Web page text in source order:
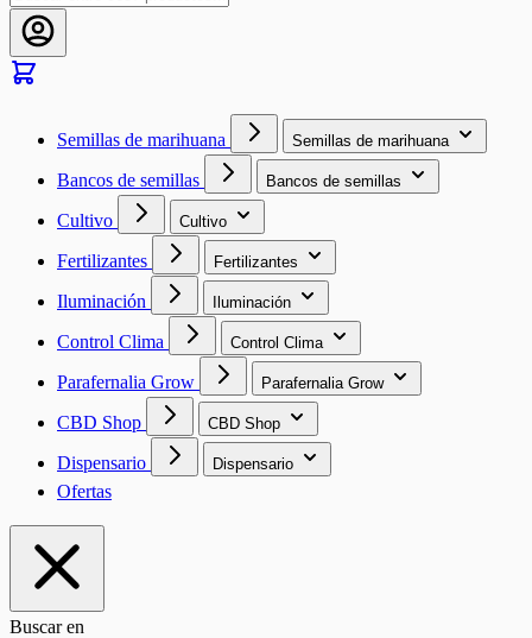
Semillas de marihuana Semillas de marihuana
Bancos de semillas Bancos de semillas
Cultivo Cultivo
Fertilizantes Fertilizantes
Iluminación Iluminación
Control Clima Control Clima
Parafernalia Grow Parafernalia Grow
CBD Shop CBD Shop
Dispensario Dispensario
Ofertas
Buscar en